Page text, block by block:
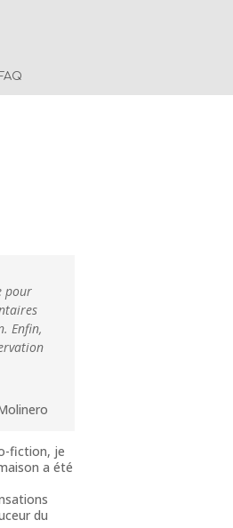
FAQ
pour
Enfin,
fiction, je
a été
du